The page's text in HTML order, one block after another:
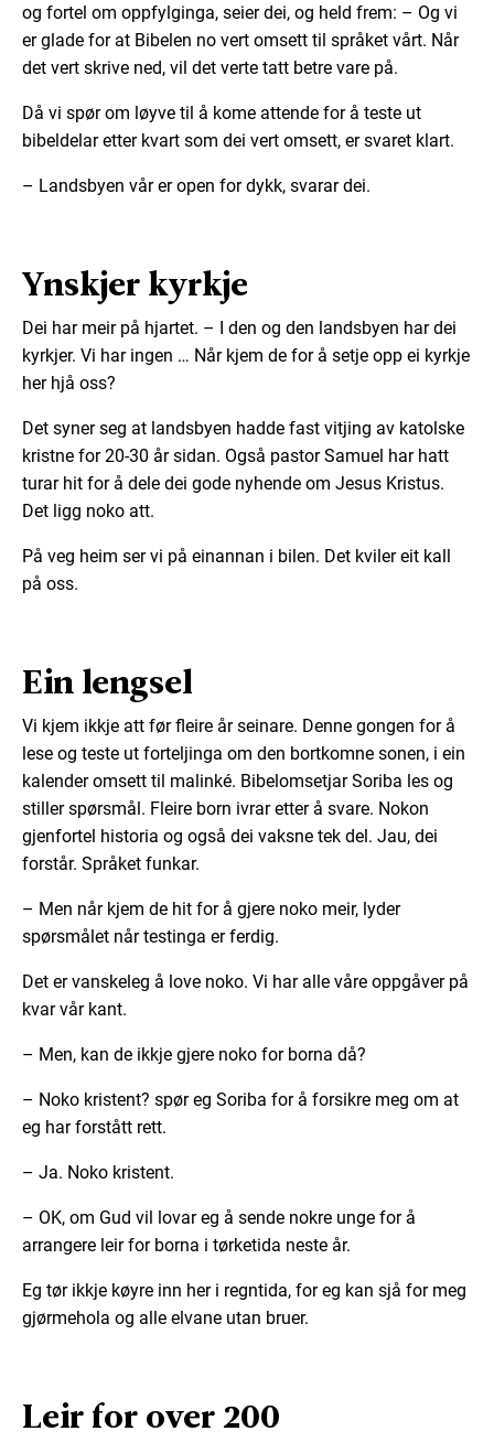
og fortel om oppfylginga, seier dei, og held frem: – Og vi
er glade for at Bibelen no vert omsett til språket vårt. Når
det vert skrive ned, vil det verte tatt betre vare på.
Då vi spør om løyve til å kome attende for å teste ut
bibeldelar etter kvart som dei vert omsett, er svaret klart.
– Landsbyen vår er open for dykk, svarar dei.
Ynskjer kyrkje
Dei har meir på hjartet. – I den og den landsbyen har dei
kyrkjer. Vi har ingen … Når kjem de for å setje opp ei kyrkje
her hjå oss?
Det syner seg at landsbyen hadde fast vitjing av katolske
kristne for 20-30 år sidan. Også pastor Samuel har hatt
turar hit for å dele dei gode nyhende om Jesus Kristus.
Det ligg noko att.
På veg heim ser vi på einannan i bilen. Det kviler eit kall
på oss.
Ein lengsel
Vi kjem ikkje att før fleire år seinare. Denne gongen for å
lese og teste ut forteljinga om den bortkomne sonen, i ein
kalender omsett til malinké. Bibelomsetjar Soriba les og
stiller spørsmål. Fleire born ivrar etter å svare. Nokon
gjenfortel historia og også dei vaksne tek del. Jau, dei
forstår. Språket funkar.
– Men når kjem de hit for å gjere noko meir, lyder
spørsmålet når testinga er ferdig.
Det er vanskeleg å love noko. Vi har alle våre oppgåver på
kvar vår kant.
– Men, kan de ikkje gjere noko for borna då?
– Noko kristent? spør eg Soriba for å forsikre meg om at
eg har forstått rett.
– Ja. Noko kristent.
– OK, om Gud vil lovar eg å sende nokre unge for å
arrangere leir for borna i tørketida neste år.
Eg tør ikkje køyre inn her i regntida, for eg kan sjå for meg
gjørmehola og alle elvane utan bruer.
Leir for over 200